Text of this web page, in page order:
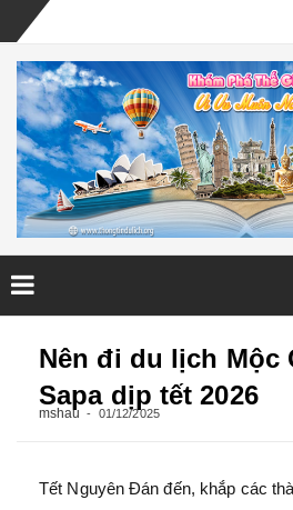
Nên đi du lịch Mộc
Sapa dịp tết 2026
mshau 01/12/2025
Tết Nguyên Đán đến, khắp các